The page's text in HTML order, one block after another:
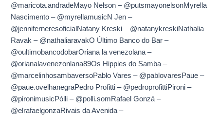
@maricota.andradeMayo Nelson – @putsmayonelsonMyrella
Nascimento – @myrellamusicN Jen –
@jenniferneresoficialNatany Kreski – @natanykreskiNathalia
Ravak – @nathaliaravakO Último Banco do Bar –
@oultimobancodobarOriana la venezolana –
@orianalavenezonlana89Os Hippies do Samba –
@marcelinhosambaversoPablo Vares – @pablovaresPaue –
@paue.ovelhanegraPedro Profitti – @pedroprofittiPironi –
@pironimusicPólli – @polli.somRafael Gonzá –
@elrafaelgonzaRivais da Avenida –